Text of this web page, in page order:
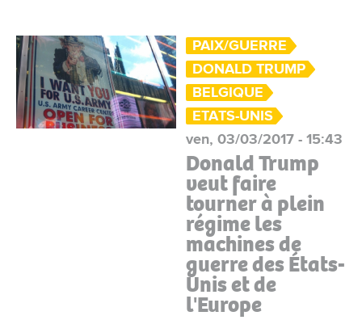
PAIX/GUERRE
DONALD TRUMP
BELGIQUE
ETATS-UNIS
ven, 03/03/2017 - 15:43
Donald Trump
veut faire
tourner à plein
régime les
machines de
guerre des États-
Unis et de
l'Europe